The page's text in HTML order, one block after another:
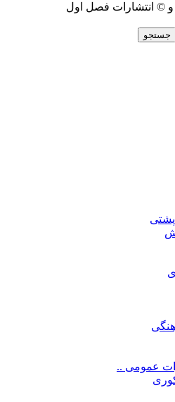
و © انتشارات فصل اول
جستجو
عمومی ..